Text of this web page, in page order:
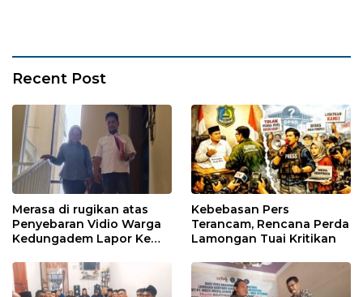
Recent Post
Merasa di rugikan atas
Penyebaran Vidio Warga
Kedungadem Lapor Ke
Kebebasan Pers
Terancam, Rencana Perda
Lamongan Tuai Kritikan